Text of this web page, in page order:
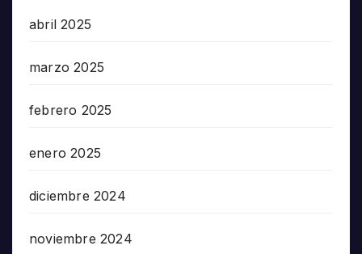
abril 2025
marzo 2025
febrero 2025
enero 2025
diciembre 2024
noviembre 2024